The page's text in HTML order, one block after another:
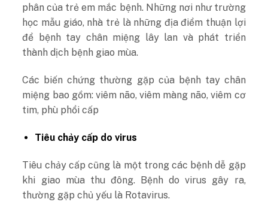
phân của trẻ em mắc bệnh. Những nơi như trường
học mẫu giáo, nhà trẻ là những địa điểm thuận lợi
để bệnh tay chân miệng lây lan và phát triển
thành dịch bệnh giao mùa.
Các biến chứng thường gặp của bệnh tay chân
miệng bao gồm: viêm não, viêm màng não, viêm cơ
tim, phù phổi cấp
Tiêu chảy cấp do virus
Tiêu chảy cấp cũng là một trong các bệnh dễ gặp
khi giao mùa thu đông. Bệnh do virus gây ra,
thường gặp chủ yếu là Rotavirus.